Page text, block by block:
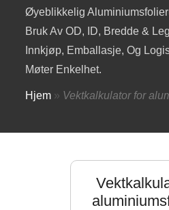
Øyeblikkelig
Bruk Av OD, ID, Bredde &
Innkjøp, Emballasje, Og
Møter Enkelhet.
Hjem » Vektkalkulator for